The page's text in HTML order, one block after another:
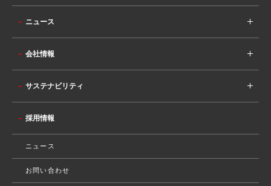
ニュース
会社情報
サステナビリティ
採用情報
ニュース
お問い合わせ